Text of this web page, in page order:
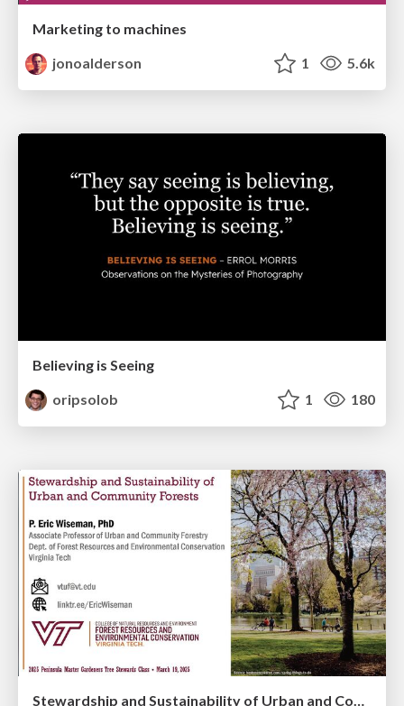
Marketing to machines
jonoalderson
1 5.6k
Believing is Seeing
oripsolob
1 180
Stewardship and Sustainability of Urban and Community Forests